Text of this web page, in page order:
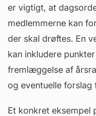
er vigtigt, at
medlemmerne kan
der skal drøftes. En
kan inkludere
fremlæggelse af
og eventuelle forslag
Et konkret eksempel